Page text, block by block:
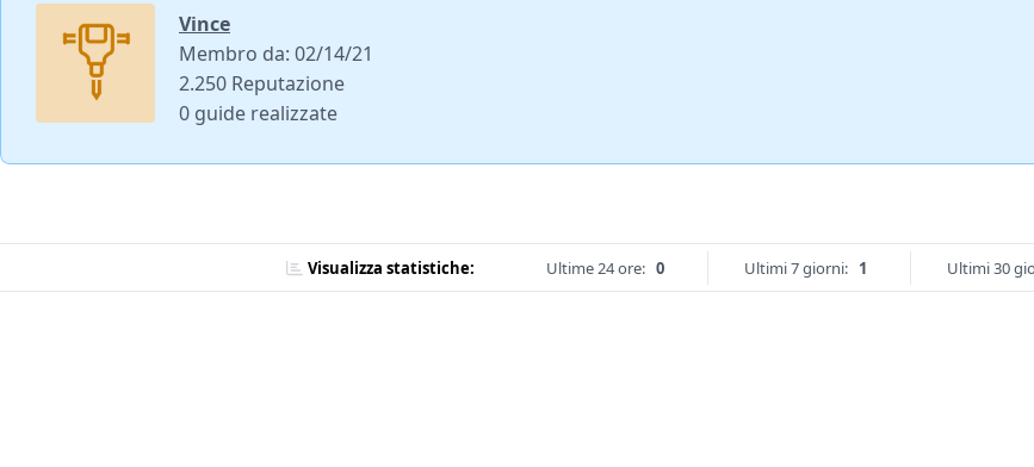
Vince
Membro da: 02/14/21
2.250 Reputazione
0 guide realizzate
Visualizza statistiche: Ultime 24 ore: 0 Ultimi 7 giorni: 1 Ultimi 30